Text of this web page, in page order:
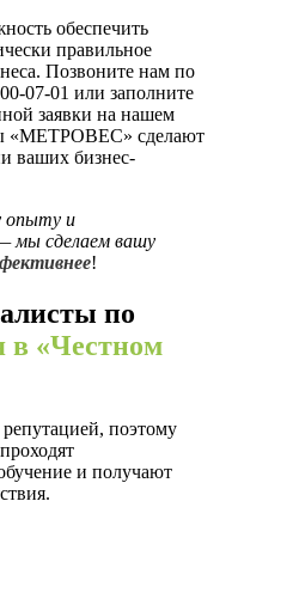
обеспечить
правильное
Позвоните нам по
07-01 или заполните
заявки на нашем
«МЕТРОВЕС» сделают
ваших бизнес-
опыту и
мы сделаем вашу
!
по
в «Честном
поэтому
и получают